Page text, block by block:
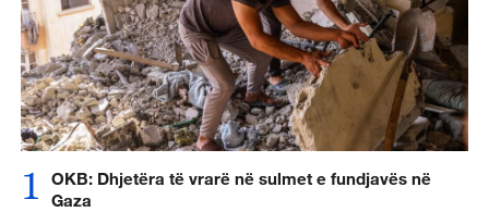
1
OKB: Dhjetëra të vrarë në sulmet e fundjavës në
Gaza